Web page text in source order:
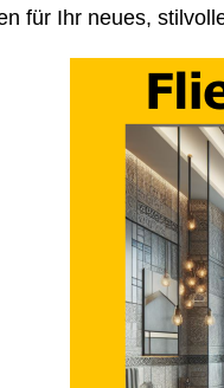
für Ihr neu­es,